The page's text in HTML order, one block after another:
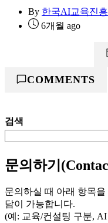
By 한국AI교육진
6개월 ago
COMMENTS
검색
문의하기
문의하실 때 아래 항목
담이 가능합니다.
(예: 교육/컨설팅 구분,